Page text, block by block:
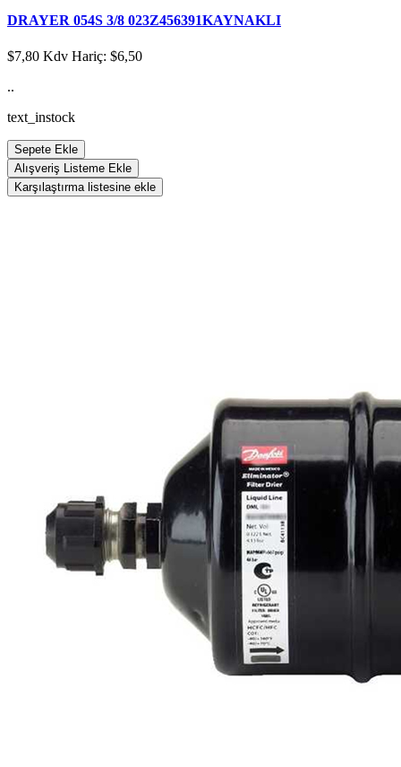
DRAYER 054S 3/8 023Z456391KAYNAKLI
$7,80 Kdv Hariç: $6,50
..
text_instock
Sepete Ekle
Alışveriş Listeme Ekle
Karşılaştırma listesine ekle